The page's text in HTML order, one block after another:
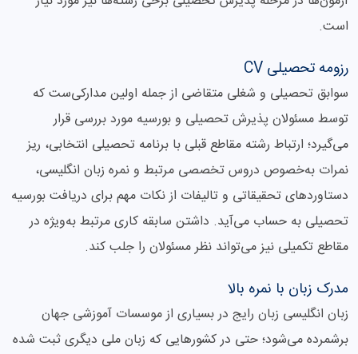
است.
رزومه تحصیلی CV
سوابق تحصیلی و شغلی متقاضی از جمله اولین مدارکی‌ست که
توسط مسئولان پذیرش تحصیلی و بورسیه مورد بررسی قرار
می‌گیرد؛ ارتباط رشته مقاطع قبلی با برنامه تحصیلی انتخابی، ریز
نمرات به‌خصوص دروس تخصصی مرتبط و نمره زبان انگلیسی،
دستاوردهای تحقیقاتی و تالیفات از نکات مهم برای دریافت بورسیه
تحصیلی به حساب می‌آید. داشتن سابقه کاری مرتبط به‌ویژه در
مقاطع تکمیلی نیز می‌تواند نظر مسئولان را جلب کند.
مدرک زبان با نمره بالا
زبان انگلیسی زبان رایج در بسیاری از موسسات آموزشی جهان
برشمرده می‌شود؛ حتی در کشورهایی که زبان ملی دیگری ثبت شده